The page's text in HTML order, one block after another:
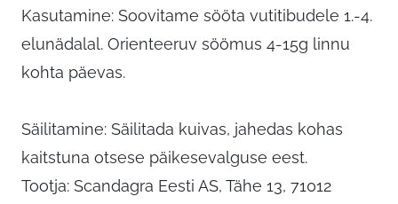
Kasutamine: Soovitame sööta vutitibudele 1.-4.
elunädalal. Orienteeruv söömus 4-15g linnu
kohta päevas.
Säilitamine: Säilitada kuivas, jahedas kohas
kaitstuna otsese päikesevalguse eest.
Tootja: Scandagra Eesti AS, Tähe 13, 71012